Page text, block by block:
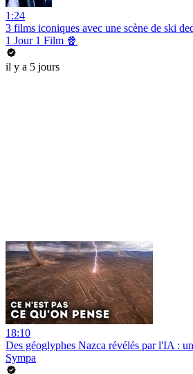
1:24
3 films iconiques avec une scène de ski
1 Jour 1 Film 🍿
il y a 5 jours
18:10
Des géoglyphes Nazca révélés par l'IA :
Sympa